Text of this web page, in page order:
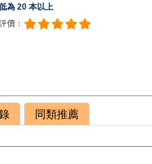
為 20 本以上
價：
同類推薦